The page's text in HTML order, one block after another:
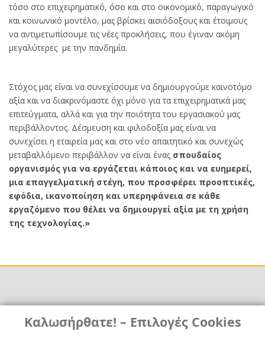
Καλωσήρθατε! – Επιλογές Cookies
τόσο στο επιχειρηματικό, όσο και στο οικονομικό, παραγωγικό
και κοινωνικό μοντέλο, μας βρίσκει αισιόδοξους και έτοιμους
να αντιμετωπίσουμε τις νέες προκλήσεις, που έγιναν ακόμη
μεγαλύτερες με την πανδημία.
Στόχος μας είναι να συνεχίσουμε να δημιουργούμε καινοτόμο
αξία και να διακρινόμαστε όχι μόνο για τα επιχειρηματικά μας
επιτεύγματα, αλλά και για την ποιότητα του εργασιακού μας
περιβάλλοντος. Δέσμευση και φιλοδοξία μας είναι να
συνεχίσει η εταιρεία μας και στο νέο απαιτητικό και συνεχώς
μεταβαλλόμενο περιβάλλον να είναι ένας σπουδαίος
οργανισμός για να εργάζεται κάποιος και να ευημερεί,
μια επαγγελματική στέγη, που προσφέρει προοπτικές,
εφόδια, ικανοποίηση και υπερηφάνεια σε κάθε
εργαζόμενο που θέλει να δημιουργεί αξία με τη χρήση
της τεχνολογίας.»
Χρήσιμα
Χρήσιμα
Επικοινωνία